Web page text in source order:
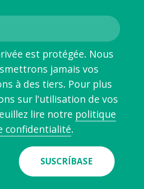
est protégée. Nous
jamais vos
à des tiers. Pour plus
sur l'utilisation de vos
lire notre politique
confidentialité.
SUSCRÍBASE